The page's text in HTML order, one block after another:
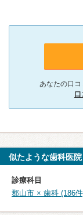
あなたの口コ
口
似たような歯科医
診療科目
郡山市 × 歯科 (186